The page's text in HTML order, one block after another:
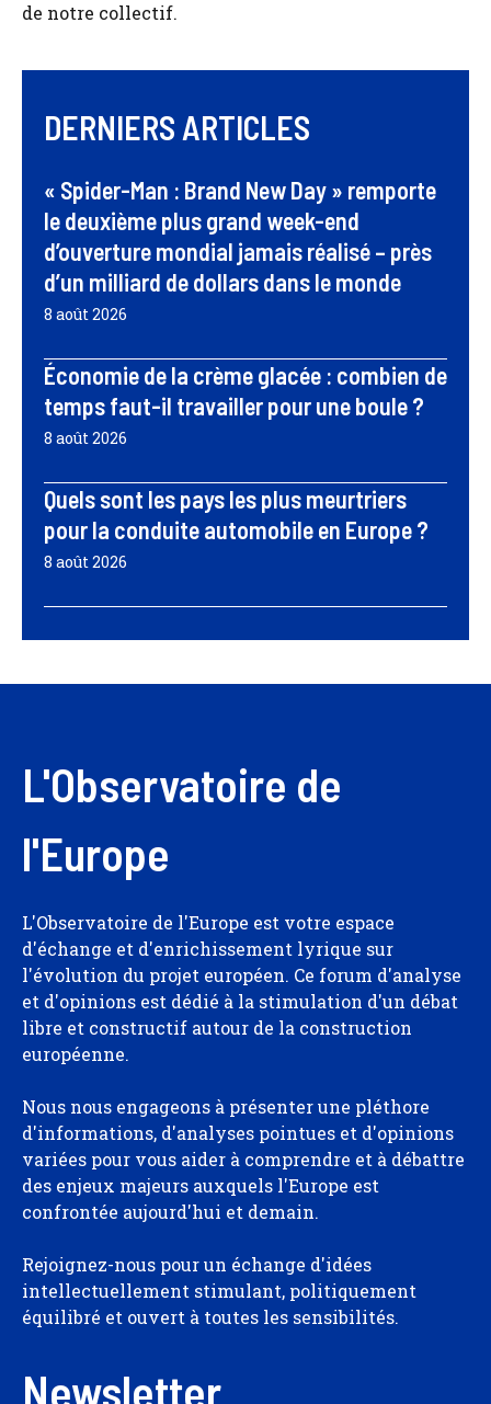
de notre collectif.
DERNIERS ARTICLES
« Spider-Man : Brand New Day » remporte
le deuxième plus grand week-end
d’ouverture mondial jamais réalisé – près
d’un milliard de dollars dans le monde
8 août 2026
Économie de la crème glacée : combien de
temps faut-il travailler pour une boule ?
8 août 2026
Quels sont les pays les plus meurtriers
pour la conduite automobile en Europe ?
8 août 2026
L'Observatoire de
l'Europe
L'Observatoire de l'Europe est votre espace
d'échange et d'enrichissement lyrique sur
l'évolution du projet européen. Ce forum d'analyse
et d'opinions est dédié à la stimulation d'un débat
libre et constructif autour de la construction
européenne.
Nous nous engageons à présenter une pléthore
d'informations, d'analyses pointues et d'opinions
variées pour vous aider à comprendre et à débattre
des enjeux majeurs auxquels l'Europe est
confrontée aujourd'hui et demain.
Rejoignez-nous pour un échange d'idées
intellectuellement stimulant, politiquement
équilibré et ouvert à toutes les sensibilités.
Newsletter